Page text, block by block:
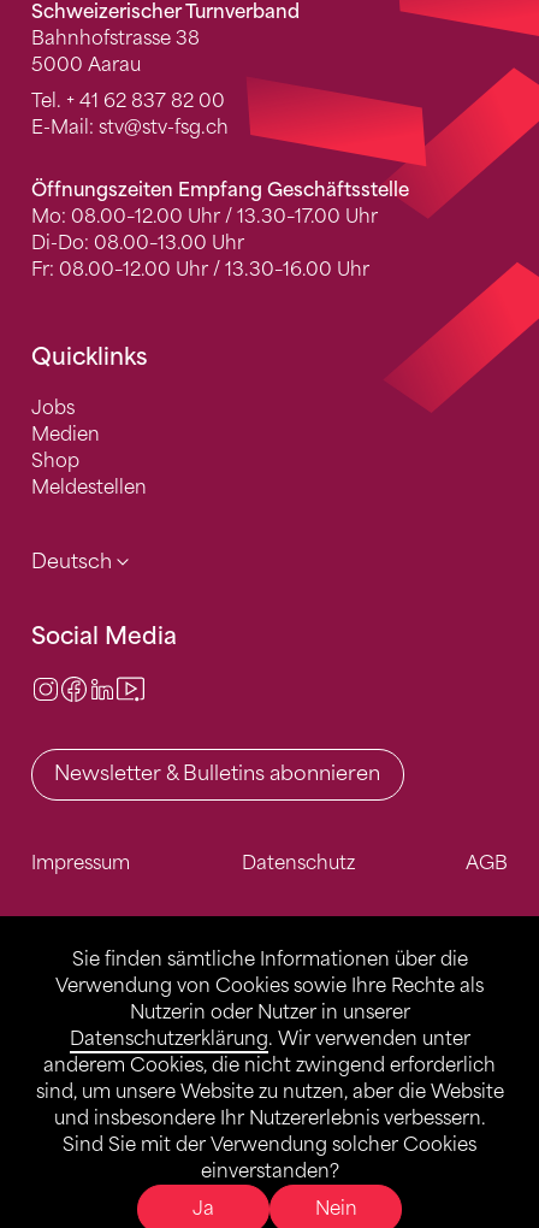
Sie finden sämtliche Informationen über die
Verwendung von Cookies sowie Ihre Rechte als
Nutzerin oder Nutzer in unserer
Datenschutzerklärung. Wir verwenden unter
anderem Cookies, die nicht zwingend erforderlich
sind, um unsere Website zu nutzen, aber die Website
und insbesondere Ihr Nutzererlebnis verbessern.
Sind Sie mit der Verwendung solcher Cookies
einverstanden?
Ja
Nein
Schweizerischer Turnverband
Bahnhofstrasse 38
5000 Aarau
Tel. + 41 62 837 82 00
E-Mail: stv@stv-fsg.ch
Öffnungszeiten Empfang Geschäftsstelle
Mo: 08.00–12.00 Uhr / 13.30–17.00 Uhr
Di-Do: 08.00–13.00 Uhr
Fr: 08.00–12.00 Uhr / 13.30–16.00 Uhr
Quicklinks
Jobs
Medien
Shop
Meldestellen
Deutsch
Social Media
Instagram
Facebook
LinkedIn
Newsletter & Bulletins abonnieren
Impressum Datenschutz AGB